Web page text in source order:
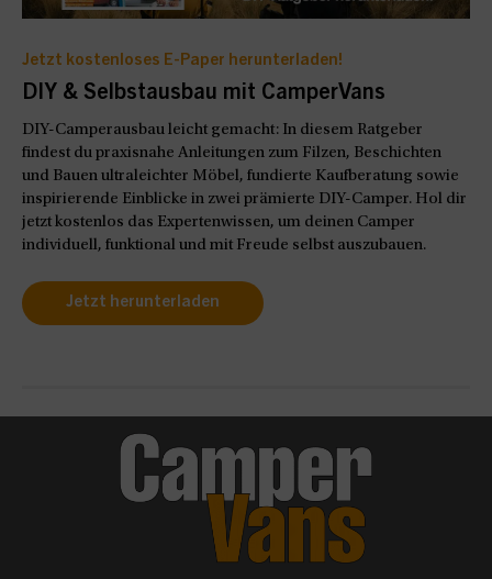
Jetzt kostenloses E-Paper herunterladen!
DIY & Selbstausbau mit CamperVans
DIY-Camperausbau leicht gemacht: In diesem Ratgeber
findest du praxisnahe Anleitungen zum Filzen, Beschichten
und Bauen ultraleichter Möbel, fundierte Kaufberatung sowie
inspirierende Einblicke in zwei prämierte DIY-Camper. Hol dir
jetzt kostenlos das Expertenwissen, um deinen Camper
individuell, funktional und mit Freude selbst auszubauen.
Jetzt herunterladen